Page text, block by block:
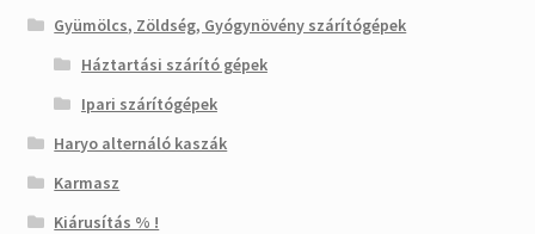
Gyümölcs, Zöldség, Gyógynövény szárítógépek
Háztartási szárító gépek
Ipari szárítógépek
Haryo alternáló kaszák
Karmasz
Kiárusítás % !